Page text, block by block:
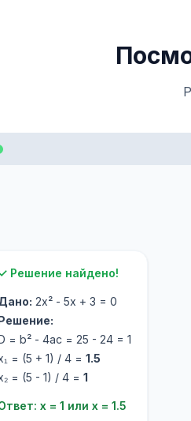
Решение найдено!
2x² - 5x + 3 = 0
= b² - 4ac = 25 - 24 = 1
= (5 + 1) / 4 = 1.5
= (5 - 1) / 4 = 1
x = 1 или x = 1.5